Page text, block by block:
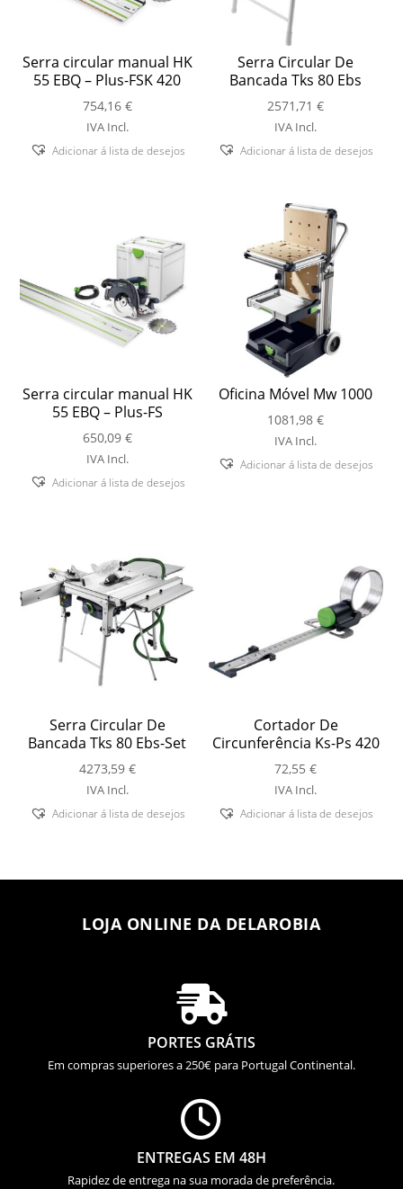
Serra circular manual HK
55 EBQ – Plus-FSK 420
754,16 €
IVA Incl.
Adicionar á lista de desejos
Serra Circular De
Bancada Tks 80 Ebs
2571,71€
IVA Incl.
Adicionar á lista de desejos
Serra circular manual HK
55 EBQ – Plus-FS
650,09 €
IVA Incl.
Adicionar á lista de desejos
Oficina Móvel Mw 1000
1081,98€
IVA Incl.
Adicionar á lista de desejos
Serra Circular De
Bancada Tks 80 Ebs-Set
4273,59 €
IVA Incl.
Adicionar á lista de desejos
Cortador De
Circunferência Ks-Ps 420
72,55€
IVA Incl.
Adicionar á lista de desejos
LOJA ONLINE DA DELAROBIA

PORTES GRÁTIS
Em compras superiores a 250€ para Portugal Continental.

ENTREGAS EM 48H
Rapidez de entrega na sua morada de preferência.